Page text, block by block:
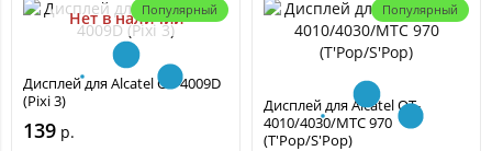
Популярный
Нет в наличии
Дисплей для Alcatel OT-4009D
(Pixi 3)
139 р.
Популярный
Дисплей для Alcatel OT-
4010/4030/МТС 970
(T'Pop/S'Pop)